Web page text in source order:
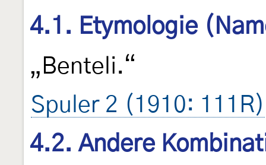
4.1. Etymologie
„Benteli.“
Spuler 2 (1910: 111R)
4.2. Andere